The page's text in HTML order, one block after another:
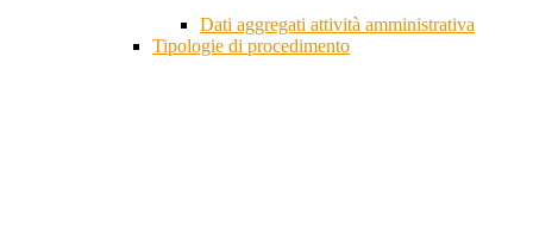
Dati aggregati attività amministrativa
Tipologie di procedimento